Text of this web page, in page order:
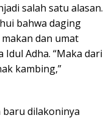
salah satu alasan.
bahwa daging
dan umat
Adha. “Maka dari
kambing,”
dilakoninya